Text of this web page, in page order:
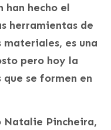
han hecho el
herramientas de
es una
pero hoy la
que se formen en
Natalie Pincheira,